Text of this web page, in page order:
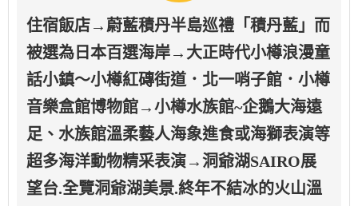
住宿飯店→蔚藍積丹半島巡禮「積丹藍」而
被選為日本百選海岸→大正時代小樽浪漫童
話小鎮～小樽紅磚街道．北一哨子館．小樽
音樂盒館博物館→小樽水族館~企鵝大海遠
足、水族館溫柔藝人海象進食或海獅表演等
超多海洋動物精采表演→洞爺湖SAIRO展
望台.全覽洞爺湖美景.終年不結冰的火山溫